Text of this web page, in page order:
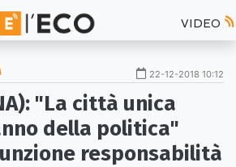
VIDEO
22-12-2018 10:12
"La città unica
della politica"
responsabilità